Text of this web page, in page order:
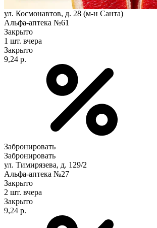
ул. Космонавтов, д. 28 (м-н Санта)
Альфа-аптека №61
Закрыто
1 шт. вчера
Закрыто
9,24 р.
Забронировать
Забронировать
ул. Тимирязева, д. 129/2
Альфа-аптека №27
Закрыто
2 шт. вчера
Закрыто
9,24 р.